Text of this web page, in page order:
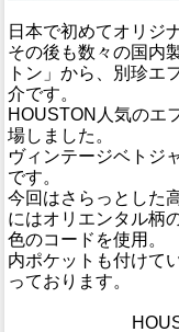
日本で初めてオリジ
その後も数々の国内
トン」から、別珍エ
介です。
HOUSTON人気のエ
場しました。
ヴィンテージベトジ
です。
今回はさらっとした
にはオリエンタル柄
色のコードを使用。
内ポケットも付けて
っております。